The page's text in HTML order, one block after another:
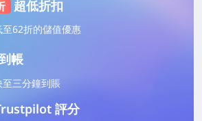
超低折扣
至62折的儲值優惠
帳
至三分鐘到賬
評分